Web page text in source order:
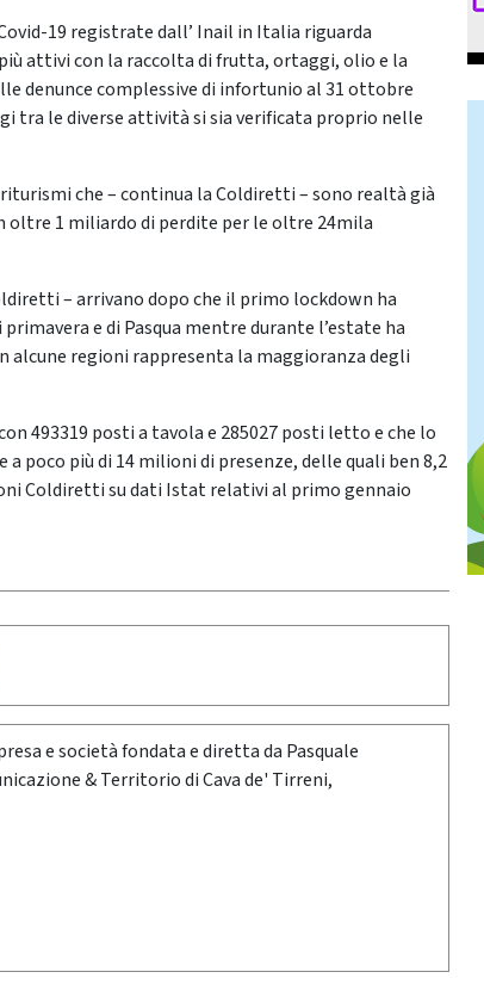
19 registrate dall’ Inail in Italia riguarda
attivi con la raccolta di frutta, ortaggi, olio e la
denunce complessive di infortunio al 31 ottobre
tra le diverse attività si sia verificata proprio nelle
che – continua la Coldiretti – sono realtà già
oltre 1 miliardo di perdite per le oltre 24mila
– arrivano dopo che il primo lockdown ha
e di Pasqua mentre durante l’estate ha
alcune regioni rappresenta la maggioranza degli
493319 posti a tavola e 285027 posti letto e che lo
poco più di 14 milioni di presenze, delle quali ben 8,2
Coldiretti su dati Istat relativi al primo gennaio
e società fondata e diretta da Pasquale
& Territorio di Cava de' Tirreni,